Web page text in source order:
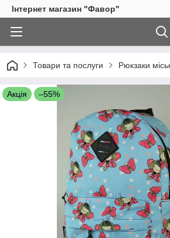
Інтернет магазин "Фавор"
Товари та послуги Рюкзаки
Акція –55%